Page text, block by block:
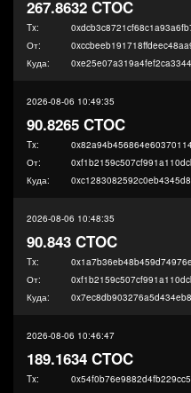
267.8632 CTOC
Tx:
От:
Куда:
2026-08-06 10:49:35
90.8265 CTOC
Tx:
От:
Куда:
2026-08-06 10:48:35
90.843 CTOC
Tx:
От:
Куда:
2026-08-06 10:46:47
189.1634 CTOC
Tx: